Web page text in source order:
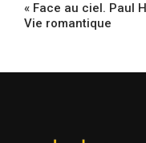
« Face au ciel. Paul
Vie romantique